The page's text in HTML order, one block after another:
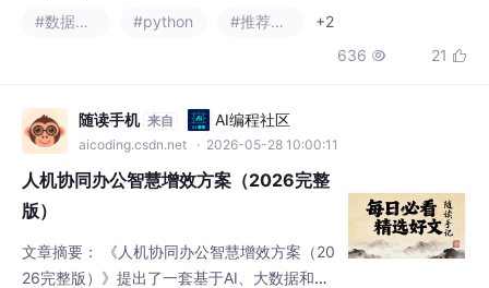
推荐系统》，全文原创低重、逻辑严谨、贴合
大数据技术栈，包含。
#数据分析 #python #推荐算法
+2
636  21 
随读手机 来自 AI编程社区
aicoding.csdn.net · 2026-05-28 10:00:11
人机协同办公智慧增效方案（2026完整
版）
文章摘要： 《人机协同办公智慧增效方案（20
26完整版）》提出了一套基于AI、大数据和云